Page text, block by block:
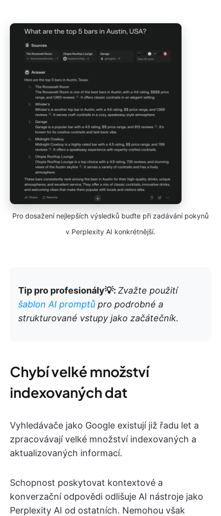
Pro dosažení nejlepších výsledků buďte při zadávání pokynů
v Perplexity AI konkrétnější.
Tip pro profesionály💡: Zvažte použití
šablon AI promptů pro podrobné a
strukturované vstupy jako začátečník.
Chybí velké množství
indexovaných dat
Vyhledávače jako Google existují již řadu let a
zpracovávají velké množství indexovaných a
aktualizovaných informací.
Schopnost poskytovat kontextové a
konverzační odpovědi odlišuje AI nástroje jako
Perplexity AI od ostatních. Nemohou však